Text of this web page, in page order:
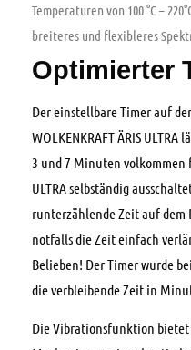
Temperaturen von 100 °C –
breiteres und flexibleres
Optimierter
Der einstellbare Timer auf
WOLKENKRAFT ÄRiS
3 und 7 Minuten volkommen
ULTRA selbständig
runterzählende Zeit auf dem
notfalls die Zeit einfach
Belieben! Der Timer wurde
die verbleibende Zeit in
Die Vibrationsfunktion